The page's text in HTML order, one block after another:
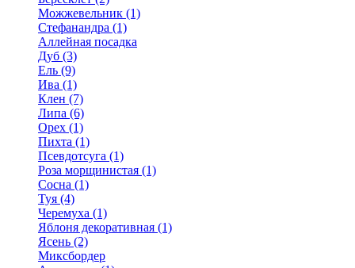
Можжевельник (1)
Стефанандра (1)
Аллейная посадка
Дуб (3)
Ель (9)
Ива (1)
Клен (7)
Липа (6)
Орех (1)
Пихта (1)
Псевдотсуга (1)
Роза морщинистая (1)
Сосна (1)
Туя (4)
Черемуха (1)
Яблоня декоративная (1)
Ясень (2)
Миксбордер